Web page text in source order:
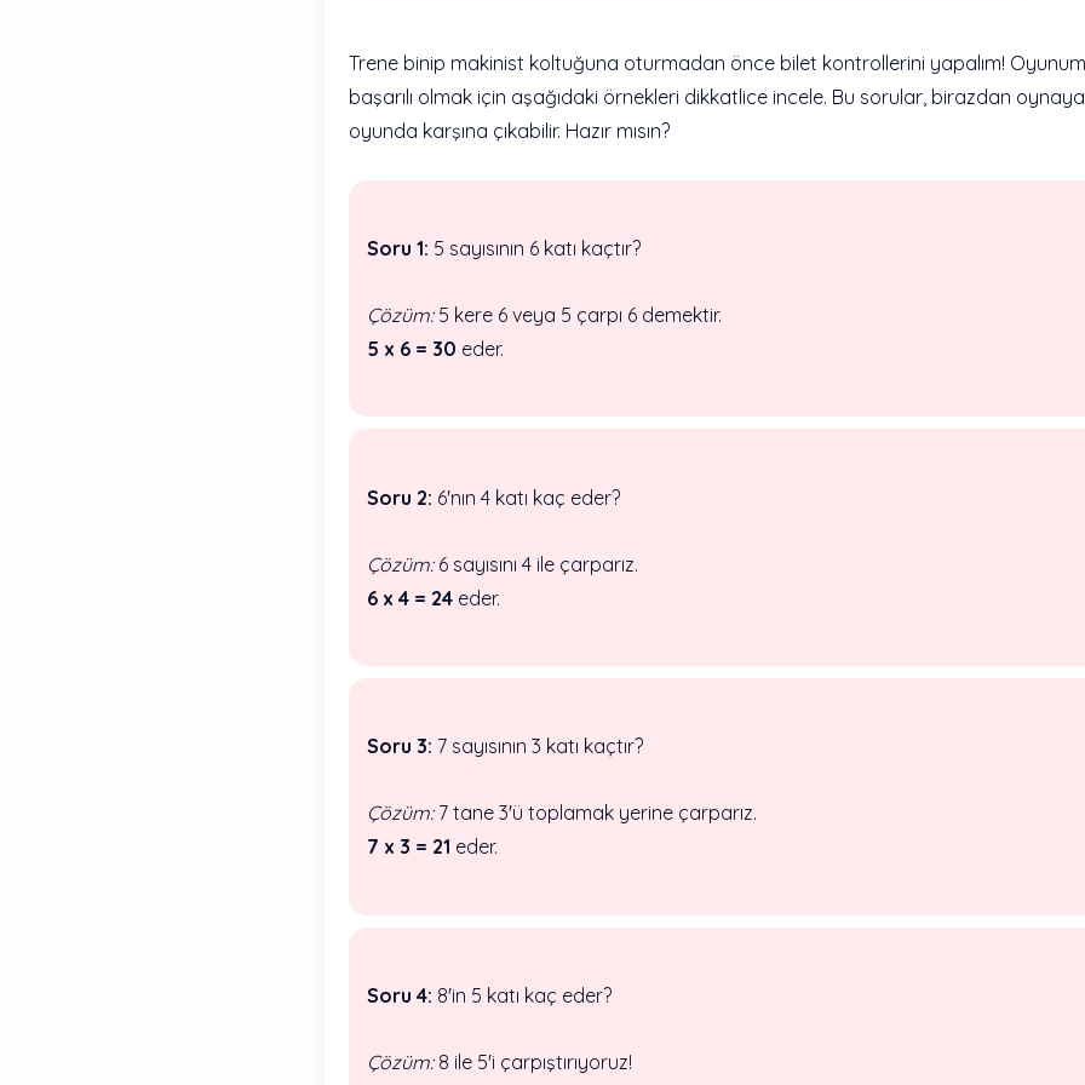
Trene binip makinist koltuğuna oturmadan önce bilet kontrollerini yapalım!
başarılı olmak için aşağıdaki örnekleri dikkatlice incele. Bu sorular, birazdan
oyunda karşına çıkabilir. Hazır mısın?
Soru 1: 5 sayısının 6 katı kaçtır?
Çözüm:5 kere 6 veya 5 çarpı 6 demektir.
5 x 6 = 30 eder.
Soru 2: 6'nın 4 katı kaç eder?
Çözüm:6 sayısını 4 ile çarparız.
6 x 4 = 24eder.
Soru 3: 7 sayısının 3 katı kaçtır?
Çözüm:7 tane 3'ü toplamak yerine çarparız.
7 x 3 = 21 eder.
Soru 4: 8'in 5 katı kaç eder?
Çözüm:8 ile 5'i çarpıştırıyoruz!